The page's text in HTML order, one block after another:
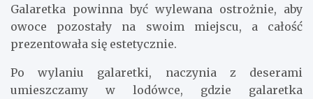
Galaretka powinna być wylewana ostrożnie, aby
owoce pozostały na swoim miejscu, a całość
prezentowała się estetycznie.
Po wylaniu galaretki, naczynia z deserami
umieszczamy w lodówce, gdzie galaretka